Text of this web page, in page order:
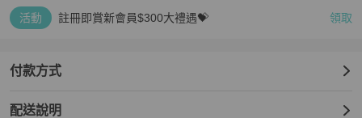
活動 註冊即賞新會員$300大禮遇💝 領取
付款方式
配送說明